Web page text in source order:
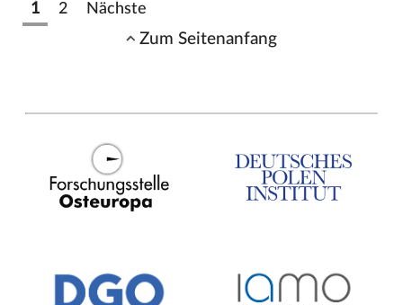
1 2 Nächste
Zum Seitenanfang